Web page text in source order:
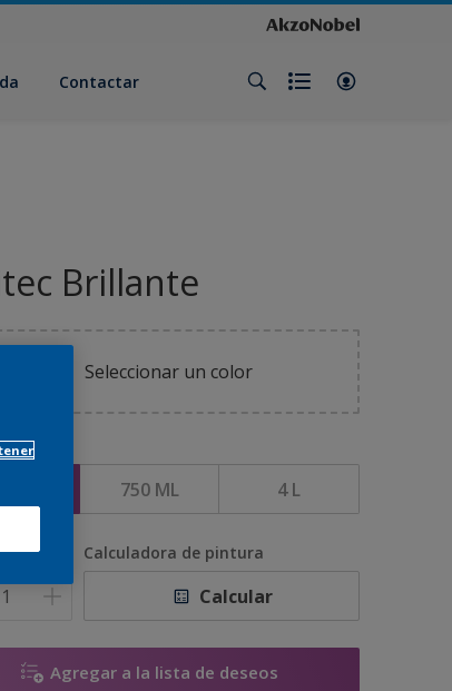
Contactar
Brillante
Seleccionar un color
750 ML 4 L
Calculadora de pintura
Calcular
Agregar a la lista de deseos